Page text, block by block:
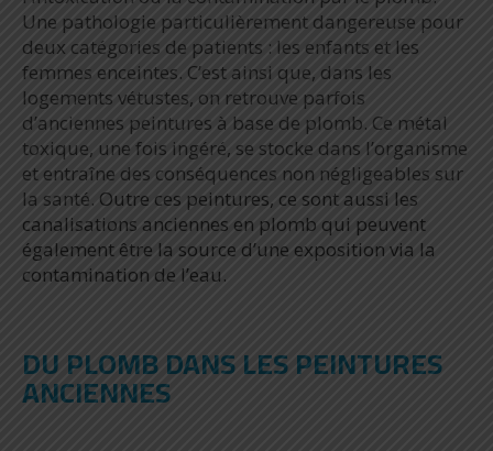
Une pathologie particulièrement dangereuse pour
deux catégories de patients : les enfants et les
femmes enceintes. C’est ainsi que, dans les
logements vétustes, on retrouve parfois
d’anciennes peintures à base de plomb. Ce métal
toxique, une fois ingéré, se stocke dans l’organisme
et entraîne des conséquences non négligeables sur
la santé. Outre ces peintures, ce sont aussi les
canalisations anciennes en plomb qui peuvent
également être la source d’une exposition via la
contamination de l’eau.
DU PLOMB DANS LES PEINTURES
ANCIENNES